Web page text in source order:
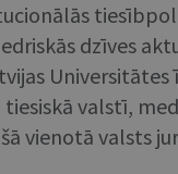
dzīves
valstī,
vienotā valsts